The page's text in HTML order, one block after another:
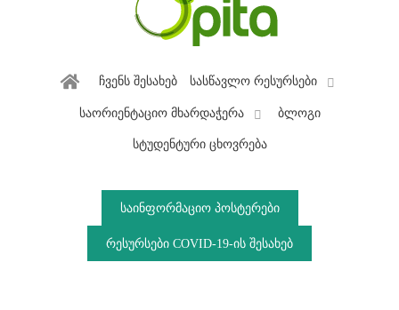
ჩვენს შესახებ სასწავლო რესურსები
საორიენტაციო მხარდაჭერა ბლოგი
სტუდენტური ცხოვრება
საინფორმაციო პოსტერები
რესურსები COVID-19-ის შესახებ